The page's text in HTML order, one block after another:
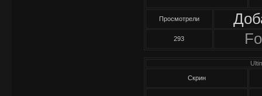
Просмотрели
293
Скрин